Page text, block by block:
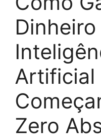
Artificial
Zero